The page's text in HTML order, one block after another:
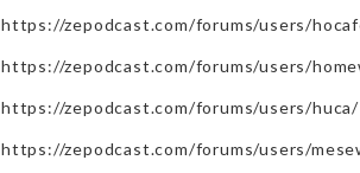
https://zepodcast.com/forums/users/
https://zepodcast.com/forums/users/
https://zepodcast.com/forums/users/huca/
https://zepodcast.com/forums/users/